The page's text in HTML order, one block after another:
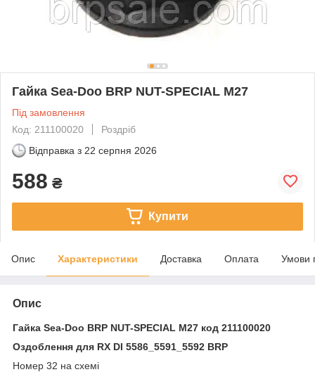
Гайка Sea-Doo BRP NUT-SPECIAL M27
Під замовлення
Код: 211100020
Роздріб
Відправка з 22 серпня 2026
588 ₴
Купити
Опис Характеристики Доставка Оплата Умови
Опис
Гайка Sea-Doo BRP NUT-SPECIAL M27 код 211100020
Оздоблення для RX DI 5586_5591_5592 BRP
Номер 32 на схемі